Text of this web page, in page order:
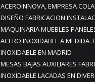
ACEROINNOVA, EMPRESA
DISEÑO FABRICACION
MAQUINARIA MUEBLES
ACERO INOXIDABLE A MEDIDA.
INOXIDABLE EN MADRID
MESAS BAJAS AUXILIARES
INOXIDABLE LACADAS EN